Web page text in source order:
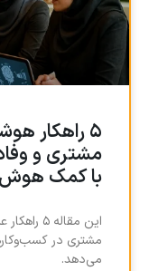
۵ راهکار
مشتری و
با کمک
این
مشتری در
می‌دهد.